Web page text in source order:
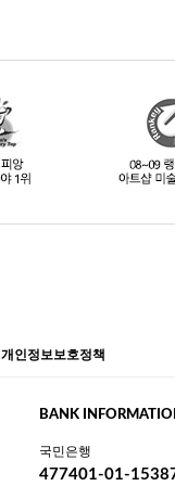
개인정보보호정책
BANK
국민은행
477401-01-